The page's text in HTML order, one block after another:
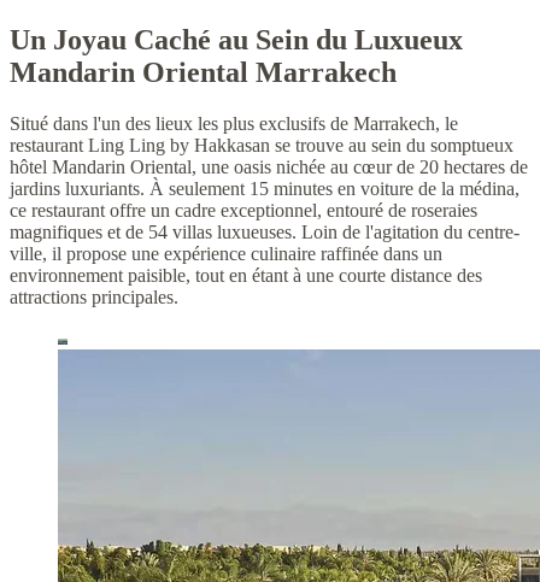
Un Joyau Caché au Sein du Luxueux
Mandarin Oriental Marrakech
Situé dans l'un des lieux les plus exclusifs de Marrakech, le
restaurant Ling Ling by Hakkasan se trouve au sein du somptueux
hôtel Mandarin Oriental, une oasis nichée au cœur de 20 hectares de
jardins luxuriants. À seulement 15 minutes en voiture de la médina,
ce restaurant offre un cadre exceptionnel, entouré de roseraies
magnifiques et de 54 villas luxueuses. Loin de l'agitation du centre-
ville, il propose une expérience culinaire raffinée dans un
environnement paisible, tout en étant à une courte distance des
attractions principales.